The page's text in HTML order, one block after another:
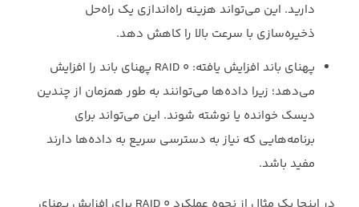
دارید. این می‌تواند هزینه راه‌اندازی یک راه‌حل
ذخیره‌سازی با سرعت ‏بالا را کاهش دهد.‏
پهنای باند افزایش یافته: ‏RAID 0‎‏ پهنای باند را افزایش
می‌دهد؛ زیرا داده‌ها می‌توانند به طور ‏همزمان از چندین
دیسک خوانده یا نوشته شوند. این می‌تواند برای
برنامه‌هایی که نیاز به ‏دسترسی سریع به داده‌ها دارند
مفید باشد.‏